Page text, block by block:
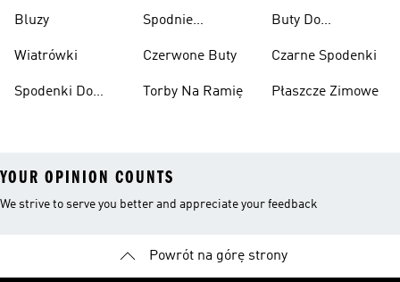
Bluzy
Wiatrówki
Spodenki Do
Spodnie
Czerwone Buty
Torby Na Ramię
Buty Do
Czarne Spodenki
Płaszcze Zimowe
YOUR OPINION COUNTS
We strive to serve you better and appreciate your feedback
Powrót na górę strony